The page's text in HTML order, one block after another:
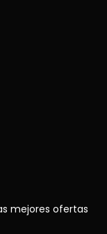
mejores ofertas